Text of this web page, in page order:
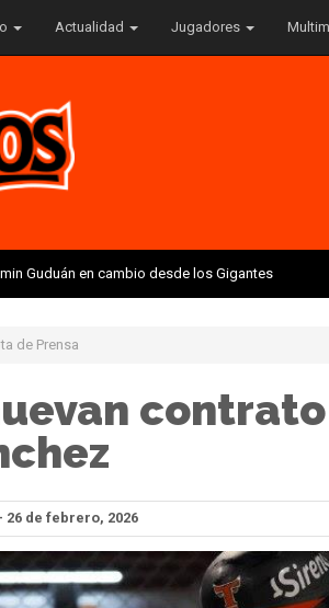
Actualidad Jugadores
Guduán en cambio desde los Gigantes
de Prensa
26 de febrero, 2026